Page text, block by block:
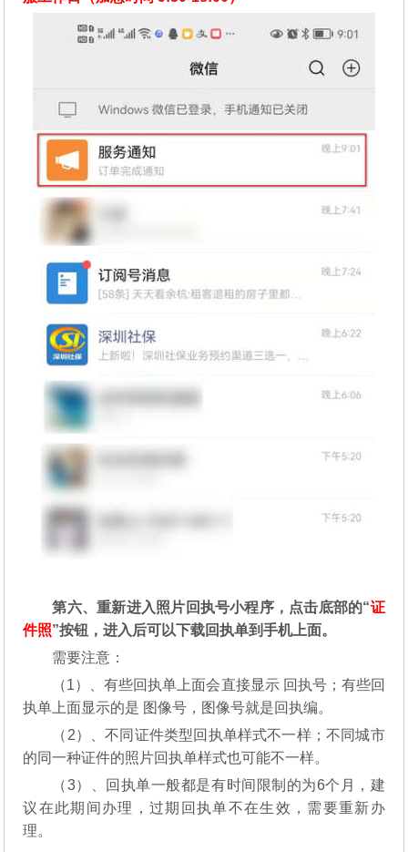
第六、重新进入照片回执号小程序，点击底部的“证
件照”按钮，进入后可以下载回执单到手机上面。
需要注意：
（1）、有些回执单上面会直接显示 回执号；有些回
执单上面显示的是 图像号，图像号就是回执编。
（2）、不同证件类型回执单样式不一样；不同城市
的同一种证件的照片回执单样式也可能不一样。
（3）、回执单一般都是有时间限制的为6个月，建
议在此期间办理，过期回执单不在生效，需要重新办
理。